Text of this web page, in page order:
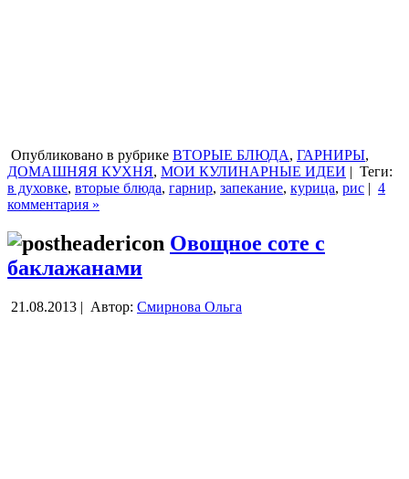
Опубликовано в рубрике ВТОРЫЕ БЛЮДА, ГАРНИРЫ,
ДОМАШНЯЯ КУХНЯ, МОИ КУЛИНАРНЫЕ ИДЕИ | Теги:
в духовке, вторые блюда, гарнир, запекание, курица, рис | 4
комментария »
Овощное соте с
баклажанами
21.08.2013 | Автор: Смирнова Ольга